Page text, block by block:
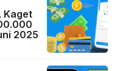
Kaget
2025